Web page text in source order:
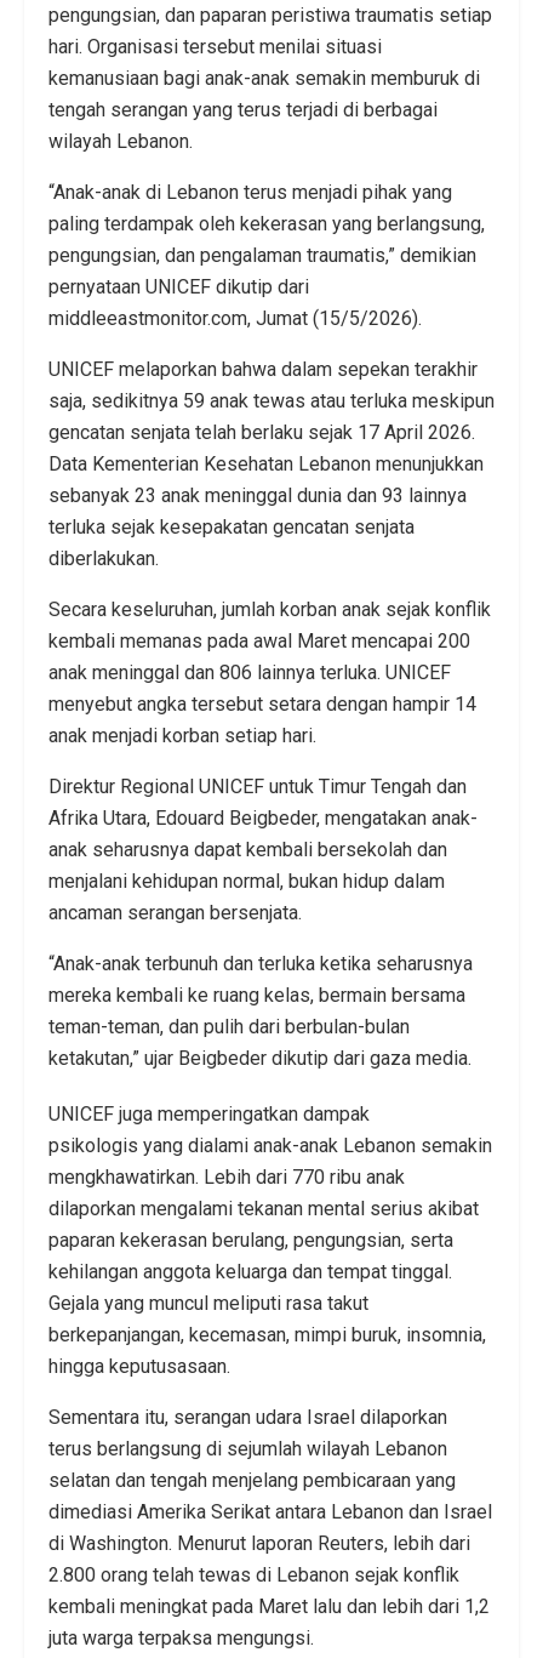
pengungsian, dan paparan peristiwa traumatis setiap
hari. Organisasi tersebut menilai situasi
kemanusiaan bagi anak-anak semakin memburuk di
tengah serangan yang terus terjadi di berbagai
wilayah Lebanon.
“Anak-anak di Lebanon terus menjadi pihak yang
paling terdampak oleh kekerasan yang berlangsung,
pengungsian, dan pengalaman traumatis,” demikian
pernyataan UNICEF dikutip dari
middleeastmonitor.com, Jumat (15/5/2026).
UNICEF melaporkan bahwa dalam sepekan terakhir
saja, sedikitnya 59 anak tewas atau terluka meskipun
gencatan senjata telah berlaku sejak 17 April 2026.
Data Kementerian Kesehatan Lebanon menunjukkan
sebanyak 23 anak meninggal dunia dan 93 lainnya
terluka sejak kesepakatan gencatan senjata
diberlakukan.
Secara keseluruhan, jumlah korban anak sejak konflik
kembali memanas pada awal Maret mencapai 200
anak meninggal dan 806 lainnya terluka. UNICEF
menyebut angka tersebut setara dengan hampir 14
anak menjadi korban setiap hari.
Direktur Regional UNICEF untuk Timur Tengah dan
Afrika Utara, Edouard Beigbeder, mengatakan anak-
anak seharusnya dapat kembali bersekolah dan
menjalani kehidupan normal, bukan hidup dalam
ancaman serangan bersenjata.
“Anak-anak terbunuh dan terluka ketika seharusnya
mereka kembali ke ruang kelas, bermain bersama
teman-teman, dan pulih dari berbulan-bulan
ketakutan,” ujar Beigbeder dikutip dari gaza media.
UNICEF juga memperingatkan dampak
psikologis yang dialami anak-anak Lebanon semakin
mengkhawatirkan. Lebih dari 770 ribu anak
dilaporkan mengalami tekanan mental serius akibat
paparan kekerasan berulang, pengungsian, serta
kehilangan anggota keluarga dan tempat tinggal.
Gejala yang muncul meliputi rasa takut
berkepanjangan, kecemasan, mimpi buruk, insomnia,
hingga keputusasaan.
Sementara itu, serangan udara Israel dilaporkan
terus berlangsung di sejumlah wilayah Lebanon
selatan dan tengah menjelang pembicaraan yang
dimediasi Amerika Serikat antara Lebanon dan Israel
di Washington. Menurut laporan Reuters, lebih dari
2.800 orang telah tewas di Lebanon sejak konflik
kembali meningkat pada Maret lalu dan lebih dari 1,2
juta warga terpaksa mengungsi.